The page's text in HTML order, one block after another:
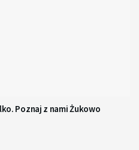
Poznaj z nami Żukowo